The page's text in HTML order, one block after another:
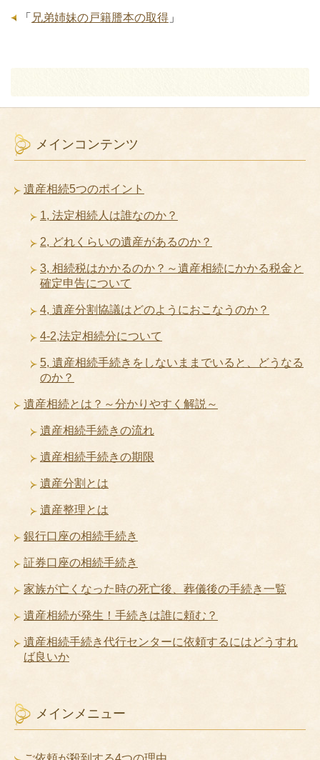
「 兄弟姉妹の戸籍謄本の取得 」
メインコンテンツ
遺産相続5つのポイント
1, 法定相続人は誰なのか？
2, どれくらいの遺産があるのか？
3, 相続税はかかるのか？～遺産相続にかかる税金と
確定申告について
4, 遺産分割協議はどのようにおこなうのか？
4-2,法定相続分について
5, 遺産相続手続きをしないままでいると、どうなる
のか？
遺産相続とは？～分かりやすく解説～
遺産相続手続きの流れ
遺産相続手続きの期限
遺産分割とは
遺産整理とは
銀行口座の相続手続き
証券口座の相続手続き
家族が亡くなった時の死亡後、葬儀後の手続き一覧
遺産相続が発生！手続きは誰に頼む？
遺産相続手続き代行センターに依頼するにはどうすれ
ば良いか
メインメニュー